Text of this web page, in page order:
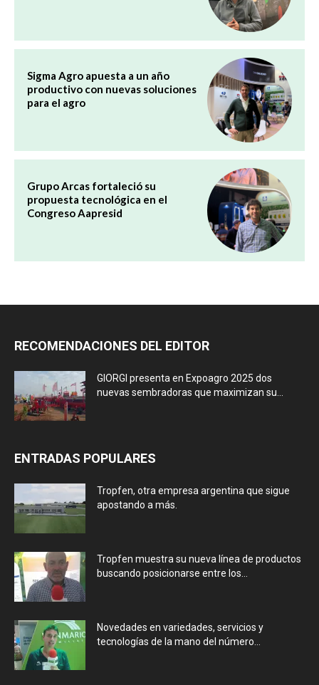
Sigma Agro apuesta a un año
productivo con nuevas soluciones
para el agro
Grupo Arcas fortaleció su
propuesta tecnológica en el
Congreso Aapresid
RECOMENDACIONES DEL EDITOR
GIORGI presenta en Expoagro 2025 dos
nuevas sembradoras que maximizan su...
ENTRADAS POPULARES
Tropfen, otra empresa argentina que sigue
apostando a más.
Tropfen muestra su nueva línea de productos
buscando posicionarse entre los...
Novedades en variedades, servicios y
tecnologías de la mano del número...